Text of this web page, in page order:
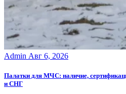
Admin Авг 6, 2026
Палатки для МЧС: наличие,
и СНГ